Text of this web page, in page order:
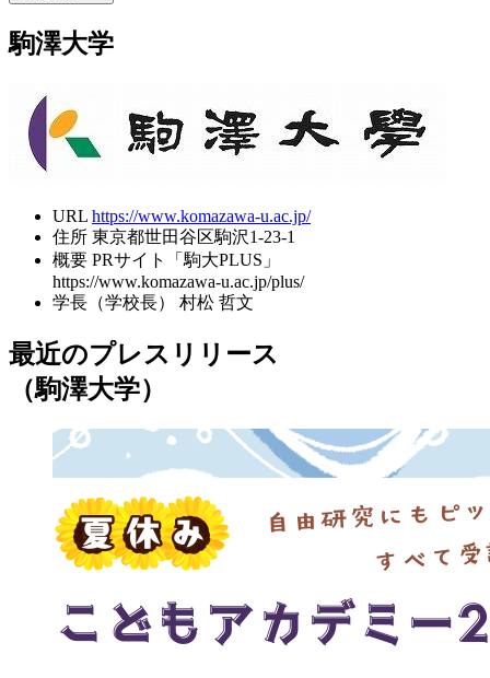
駒澤大学
URL https://www.komazawa-u.ac.jp/
住所 東京都世田谷区駒沢1-23-1
概要 PRサイト「駒大PLUS」
https://www.komazawa-u.ac.jp/plus/
学長（学校長）
村松 哲文
最近のプレスリリース
（駒澤大学）